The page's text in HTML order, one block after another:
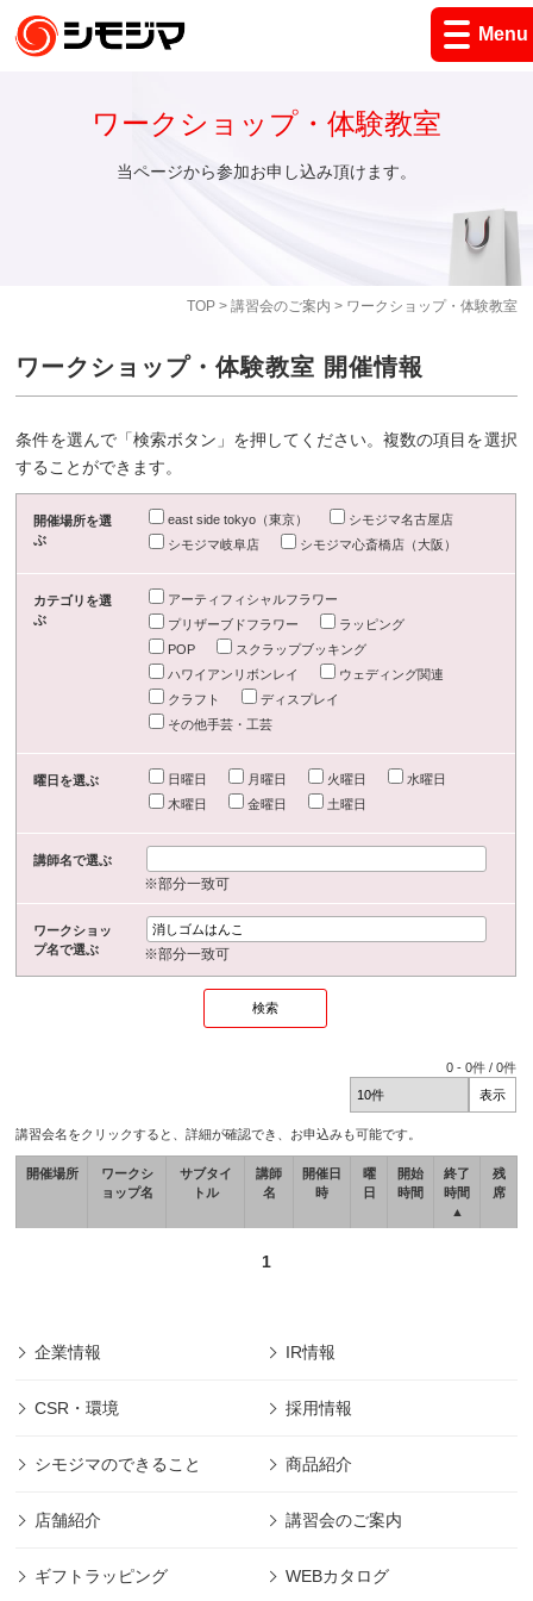
Menu
TOP> 講習会のご案内 > ワークショップ・体験教室
ワークショップ・体験教室
当ページから参加お申し込み頂けます。
ワークショップ・体験教室 開催情報
条件を選んで「検索ボタン」を押してください。複数の項目を選択
することができます。
開催場所を選
ぶ
east side tokyo（東京）
シモジマ名古屋店
シモジマ岐阜店
シモジマ心斎橋店（大阪）
カテゴリを選
ぶ
アーティフィシャルフラワー
プリザーブドフラワー
ラッピング
POP
スクラップブッキング
ハワイアンリボンレイ
ウェディング関連
クラフト
ディスプレイ
その他手芸・工芸
曜日を選ぶ 日曜日 月曜日 火曜日
水曜日
木曜日
金曜日 土曜日
講師名で選ぶ
※部分一致可
ワークショッ
プ名で選ぶ
※部分一致可
0 -0件 /0件
講習会名をクリックすると、詳細が確認でき、お申込みも可能です。
開催場所
ワークシ
ョップ名
サブタイ
トル
講師
名
開催日
時
曜
日
開始
時間
終了
時間
▲
残
席
1
企業情報 IR情報
CSR・環境 採用情報
シモジマのできること 商品紹介
店舗紹介 講習会のご案内
ギフトラッピング WEBカタログ